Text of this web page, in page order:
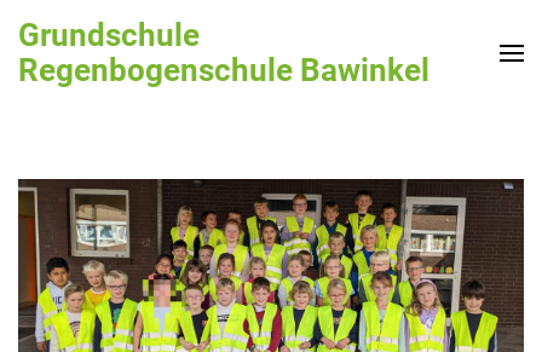
Inhalt
springen
Grundschule
Regenbogenschule Bawinkel